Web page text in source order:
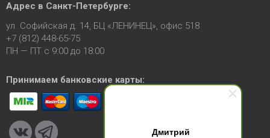
Дмитрий
Адрес в Санкт-Петербурге:
ул. Софийская д. 14, БЦ «ЛЕНИНЕЦ», офис 518
+7 (812) 448-65-75
ПН — ПТ с 9:00 до 18:00
Принимаем банковские карты: